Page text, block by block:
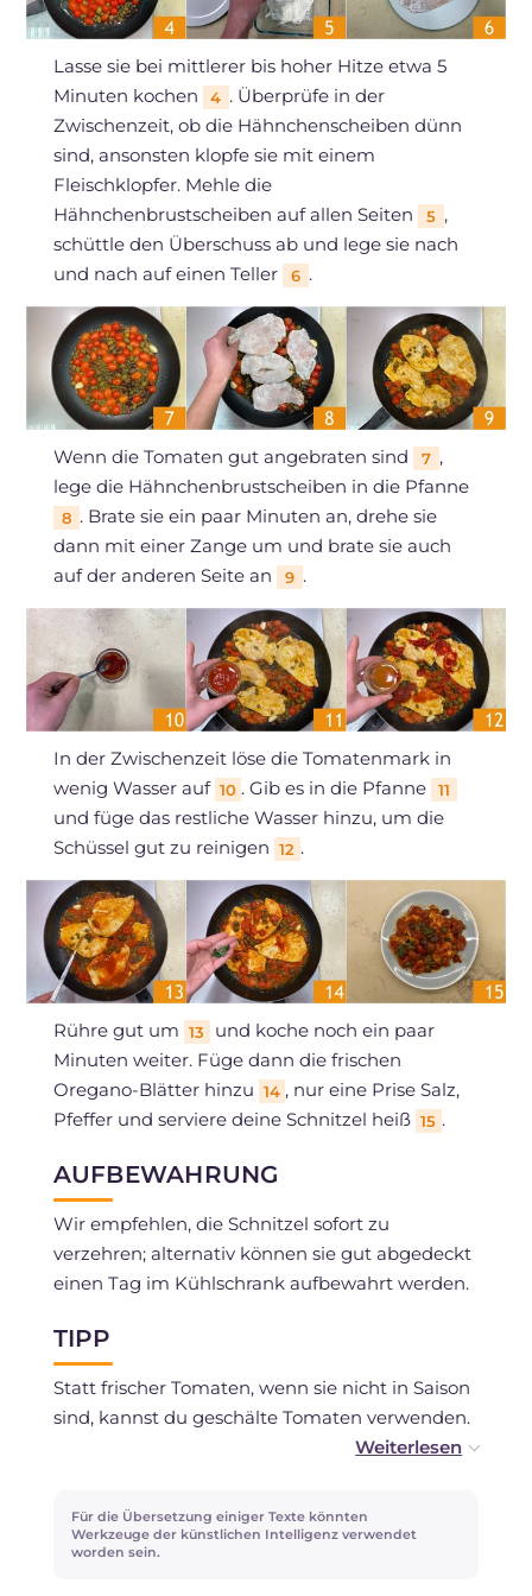
Lasse sie bei mittlerer bis hoher Hitze etwa 5
Minuten kochen
4 . Überprüfe in der
Zwischenzeit, ob die Hähnchenscheiben dünn
sind, ansonsten klopfe sie mit einem
Fleischklopfer. Mehle die
Hähnchenbrustscheiben auf allen Seiten
5 ,
schüttle den Überschuss ab und lege sie nach
und nach auf einen Teller
6 .
Wenn die Tomaten gut angebraten sind 7 ,
lege die Hähnchenbrustscheiben in die Pfanne
8 . Brate sie ein paar Minuten an, drehe sie
dann mit einer Zange um und brate sie auch
auf der anderen Seite an
9 .
In der Zwischenzeit löse die Tomatenmark in
wenig Wasser auf 10 . Gib es in die Pfanne 11
und füge das restliche Wasser hinzu, um die
Schüssel gut zu reinigen 12 .
Rühre gut um 13
und koche noch ein paar
Minuten weiter. Füge dann die frischen
Oregano-Blätter hinzu 14 , nur eine Prise Salz,
Pfeffer und serviere deine Schnitzel heiß 15 .
AUFBEWAHRUNG
Wir empfehlen, die Schnitzel sofort zu
verzehren; alternativ können sie gut abgedeckt
einen Tag im Kühlschrank aufbewahrt werden.
TIPP
Statt frischer Tomaten, wenn sie nicht in Saison
sind, kannst du geschälte Tomaten verwenden.
angenehm sein. Das Tomatenmark dient dazu,
den Boden zu binden und cremiger zu machen,
Für die Übersetzung einiger Texte könnten
Werkzeuge der künstlichen Intelligenz verwendet
worden sein.